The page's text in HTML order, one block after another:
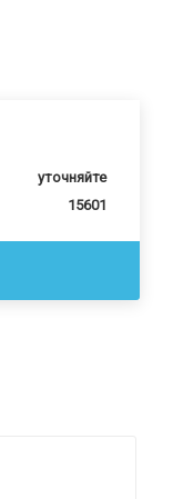
уточняйте
15601